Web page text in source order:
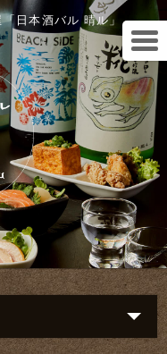
日本酒バル 晴ル」